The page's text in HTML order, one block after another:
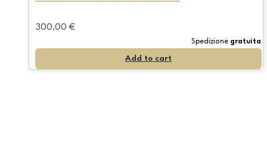
300,00 €
Spedizione gratuita
Add to cart